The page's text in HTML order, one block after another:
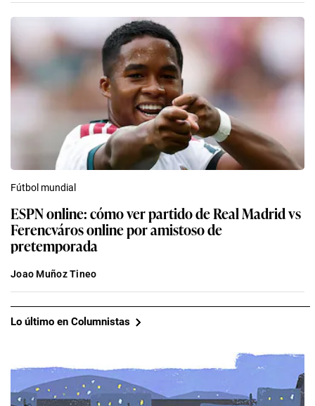
Fútbol mundial
ESPN online: cómo ver partido de Real Madrid vs
Ferencváros online por amistoso de
pretemporada
Joao Muñoz Tineo
Lo último en Columnistas